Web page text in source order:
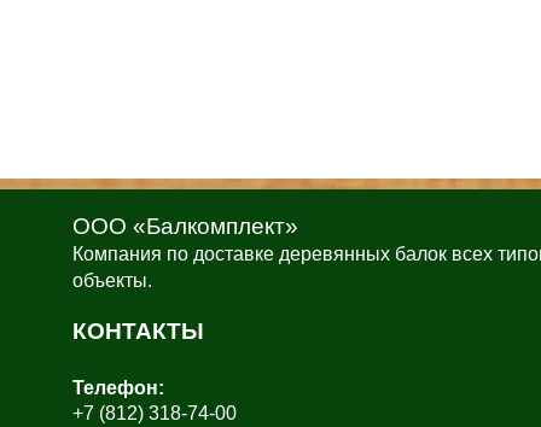
ООО «Балкомплект»
Компания по доставке деревянных балок всех
объекты.
КОНТАКТЫ
Телефон:
+7 (812) 318-74-00